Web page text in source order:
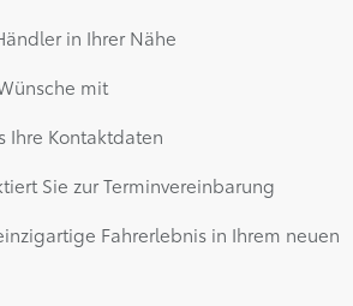
in Ihrer Nähe
mit
Ihre Kontaktdaten
Sie zur Terminvereinbarung
Fahrerlebnis in Ihrem neuen